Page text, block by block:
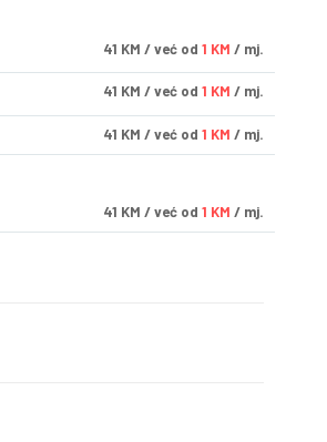
41 KM / već od 1 KM / mj.
41 KM / već od 1 KM / mj.
41 KM / već od 1 KM / mj.
41 KM / već od 1 KM / mj.